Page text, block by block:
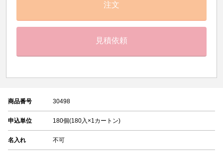
注文
見積依頼
商品番号 30498
申込単位 180個(180入×1カートン)
名入れ 不可